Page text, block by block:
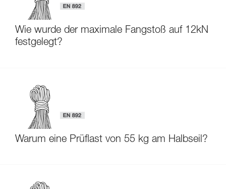
Wie wurde der maximale Fangstoß auf 12kN
festgelegt?
Warum eine Prüflast von 55 kg am Halbseil?